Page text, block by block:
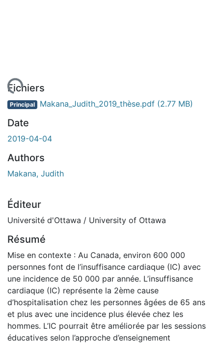
Fichiers
Principal Makana_Judith_2019_thèse.pdf (2.77 MB)
Date
2019-04-04
Authors
Makana, Judith
Éditeur
Université d'Ottawa / University of Ottawa
Résumé
Mise en contexte : Au Canada, environ 600 000
personnes font de l’insuffisance cardiaque (IC) avec
une incidence de 50 000 par année. L’insuffisance
cardiaque (IC) représente la 2ème cause
d’hospitalisation chez les personnes âgées de 65 ans
et plus avec une incidence plus élevée chez les
hommes. L’IC pourrait être améliorée par les sessions
éducatives selon l’approche d’enseignement